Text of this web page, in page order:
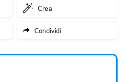
Crea
Condividi